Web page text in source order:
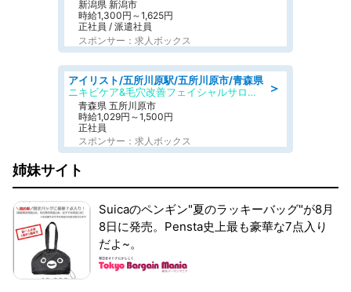
新潟県 新潟市
時給1,300円～1,625円
正社員 / 派遣社員
スポンサー：求人ボックス
＞
アイリスト/五所川原駅/五所川原市/青森県
ニキビケア&毛穴改善フェイシャルサロン BELDAD
青森県 五所川原市
時給1,029円～1,500円
正社員
スポンサー：求人ボックス
姉妹サイト
Suicaのペンギン"夏のラッキーバッグ"が8月
8日に発売。Pensta史上最も豪華な7点入り
だよ~。